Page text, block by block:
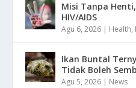
Misi Tanpa
HIV/AIDS
Agu 6, 2026 | Health,
Ikan Buntal
Tidak Boleh
Agu 5, 2026 | News